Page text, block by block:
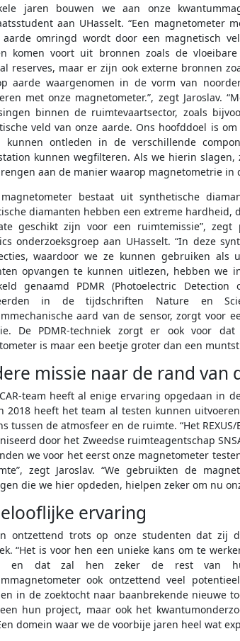
jaren bouwen we aan onze
aan UHasselt. “Een magnetometer
omringd wordt door een magnetisch
komen voort uit bronnen zoals de
reserves, maar er zijn ook externe bronnen
aarde waargenomen in de vorm van
met onze magnetometer.”, zegt Jaroslav.
binnen de ruimtevaartsector, zoals
veld van onze aarde. Ons hoofddoel is
kunnen ontleden in de verschillende
kunnen wegfilteren. Als we hierin
aan de manier waarop magnetometrie
bestaat uit synthetische
diamanten hebben een extreme
geschikt zijn voor een ruimtemissie”,
onderzoeksgroep aan UHasselt. “In deze
waardoor we ze kunnen gebruiken als
opvangen te kunnen uitlezen, hebben we
genaamd PDMR (Photoelectric
in de tijdschriften Nature en
aard van de sensor, zorgt voor
De PDMR-techniek zorgt er ook voor
is maar een beetje groter dan een
missie naar de rand van
team heeft al enige ervaring opgedaan in
2018 heeft het team al testen kunnen
tussen de atmosfeer en de ruimte. “Het
door het Zweedse ruimteagentschap
we voor het eerst onze magnetometer
zegt Jaroslav. “We gebruikten de
die we hier opdeden, hielpen zeker om nu
ervaring
ontzettend trots op onze studenten dat zij
“Het is voor hen een unieke kans om te
en dat zal hen zeker de rest van
ook ontzettend veel
in de zoektocht naar baanbrekende nieuwe
hun project, maar ook het
domein waar we de voorbije jaren heel wat